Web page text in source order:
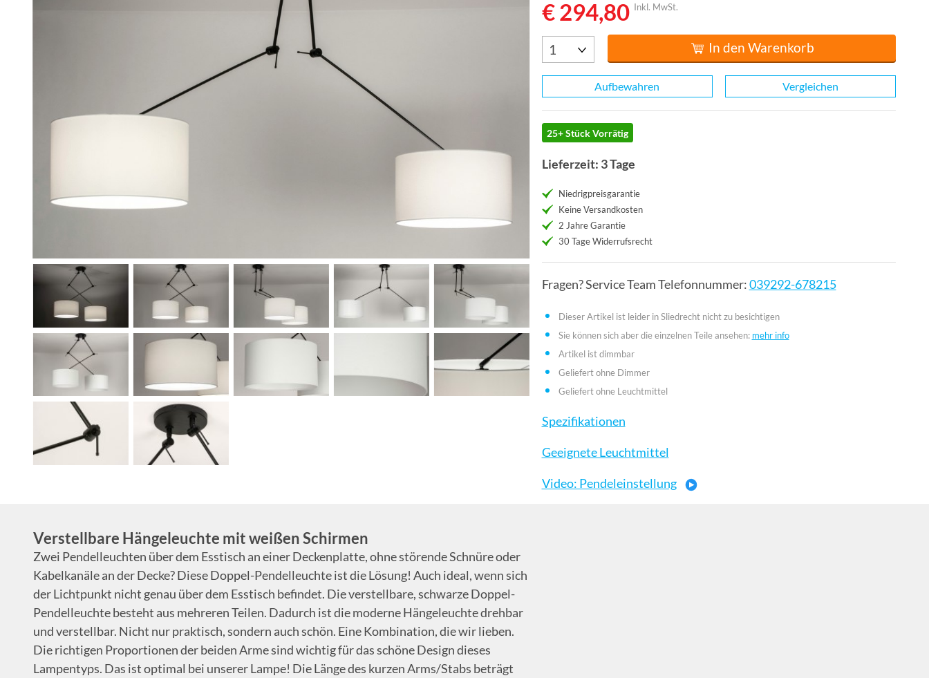
€ 294,80 Inkl. MwSt.
In den Warenkorb
Aufbewahren Vergleichen
25+ Stück Vorrätig
Lieferzeit: 3 Tage
Niedrigpreisgarantie
Keine Versandkosten
2 Jahre Garantie
30 Tage Widerrufsrecht
Fragen? Service Team Telefonnummer:039292-678215
Dieser Artikel ist leider in Sliedrecht nicht zu besichtigen
Sie können sich aber die einzelnen Teile ansehen: mehr info
Artikel ist dimmbar
Geliefert ohne Dimmer
Geliefert ohne Leuchtmittel
Spezifikationen
Geeignete Leuchtmittel
Video: Pendeleinstellung
Verstellbare Hängeleuchte mit weißen Schirmen
Zwei Pendelleuchten über dem Esstisch an einer Deckenplatte, ohne störende Schnüre oder
Kabelkanäle an der Decke? Diese Doppel-Pendelleuchte ist die Lösung! Auch ideal, wenn sich
der Lichtpunkt nicht genau über dem Esstisch befindet. Die verstellbare, schwarze Doppel-
Pendelleuchte besteht aus mehreren Teilen. Dadurch ist die moderne Hängeleuchte drehbar
und verstellbar. Nicht nur praktisch, sondern auch schön. Eine Kombination, die wir lieben.
Die richtigen Proportionen der beiden Arme sind wichtig für das schöne Design dieses
Lampentyps. Das ist optimal bei unserer Lampe! Die Länge des kurzen Arms/Stabs beträgt